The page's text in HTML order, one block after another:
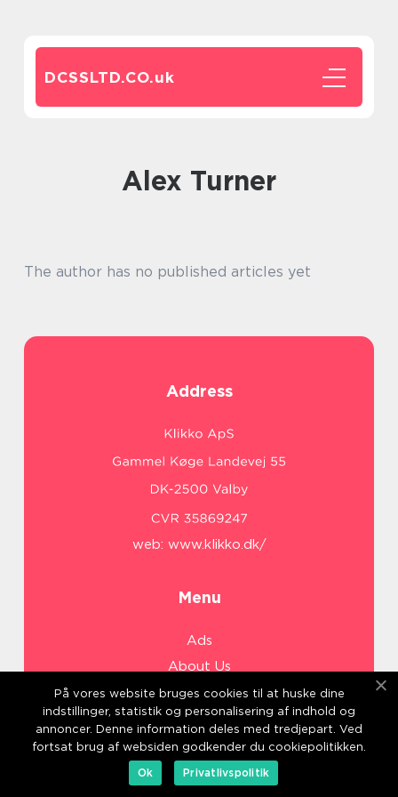
DCSSLTD.CO.uk
Alex Turner
The author has no published articles yet
Address
web: www.klikko.dk/
Menu
Ads
About Us
Cookies
Contact
Sitemap
På vores website bruges cookies til at huske dine
indstillinger, statistik og personalisering af indhold og
annoncer. Denne information deles med tredjepart. Ved
fortsat brug af websiden godkender du cookiepolitikken.
Ok
Privatlivspolitik